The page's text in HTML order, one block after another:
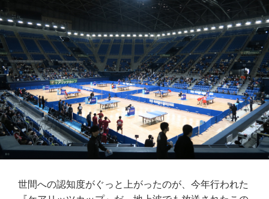
世間への認知度がぐっと上がったのが、今年行われた